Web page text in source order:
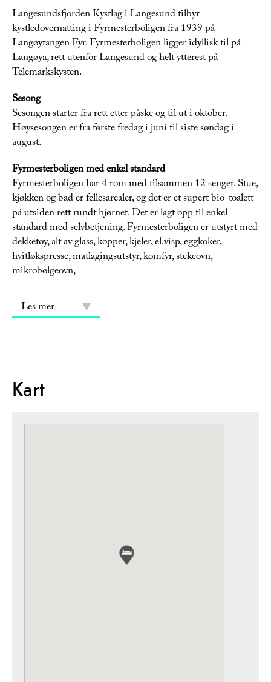
Langesundsfjorden Kystlag i Langesund tilbyr
kystledovernatting i Fyrmesterboligen fra 1939 på
Langøytangen Fyr. Fyrmesterboligen ligger idyllisk til på
Langøya, rett utenfor Langesund og helt ytterest på
Telemarkskysten.
Sesong
Sesongen starter fra rett etter påske og til ut i oktober.
Høysesongen er fra første fredag i juni til siste søndag i
august.
Fyrmesterboligen med enkel standard
Fyrmesterboligen har 4 rom med tilsammen 12 senger. Stue,
kjøkken og bad er fellesarealer, og det er et supert bio-toalett
på utsiden rett rundt hjørnet. Det er lagt opp til enkel
standard med selvbetjening. Fyrmesterboligen er utstyrt med
dekketøy, alt av glass, kopper, kjeler, el.visp, eggkoker,
hvitløkspresse, matlagingsutstyr, komfyr, stekeovn,
mikrobølgeovn,
Les mer
Kart